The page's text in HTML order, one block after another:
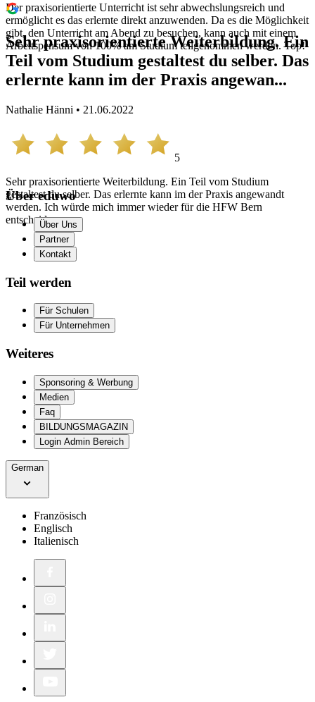
Der praxisorientierte Unterricht ist sehr abwechslungsreich und
ermöglicht es das erlernte direkt anzuwenden. Da es die Möglichkeit
gibt, den Unterricht am Abend zu besuchen, kann auch mit einem
Arbeitspensum von 100% am Studium teilgenommen werden. Top!
Sehr praxisorientierte Weiterbildung. Ein
Teil vom Studium gestaltest du selber. Das
erlernte kann im der Praxis angewan...
Nathalie Hänni • 21.06.2022
5
Sehr praxisorientierte Weiterbildung. Ein Teil vom Studium
gestaltest du selber. Das erlernte kann im der Praxis angewandt
werden. Ich würde mich immer wieder für die HFW Bern
entscheiden.
Über eduwo
Über Uns
Partner
Kontakt
Teil werden
Für Schulen
Für Unternehmen
Weiteres
Sponsoring & Werbung
Medien
Faq
BILDUNGSMAGAZIN
Login Admin Bereich
German
Französisch
Englisch
Italienisch